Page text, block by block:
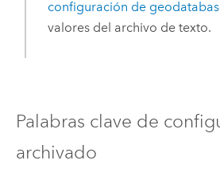
configuración de
valores del archivo de texto.
Palabras clave de
archivado